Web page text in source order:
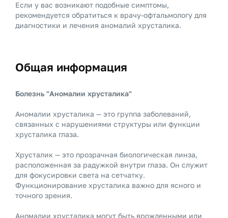
Если у вас возникают подобные симптомы,
рекомендуется обратиться к врачу-офтальмологу для
диагностики и лечения аномалий хрусталика.
Общая информация
Болезнь "Аномалии хрусталика"
Аномалии хрусталика — это группа заболеваний,
связанных с нарушениями структуры или функции
хрусталика глаза.
Хрусталик — это прозрачная биологическая линза,
расположенная за радужкой внутри глаза. Он служит
для фокусировки света на сетчатку.
Функционирование хрусталика важно для ясного и
точного зрения.
Аномалии хрусталика могут быть врожденными или